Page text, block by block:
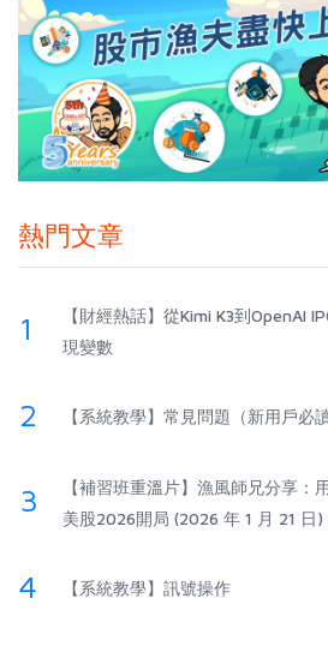
熱門文章
1
【財經熱話】從Kimi K3到OpenAI
現變數
2 【系統教學】常見問題（新用戶必讀
3
【補習班重溫片】漁風師兄分享：
美股2026開局 (2026 年 1 月 21 日
4 【系統教學】訊號操作